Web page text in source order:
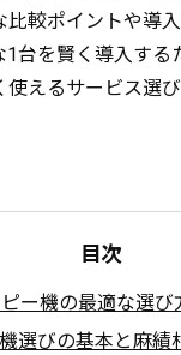
比較ポイントや導
1台を賢く導入する
使えるサービス選
目次
ー機の最適な選び
選びの基本と麻績